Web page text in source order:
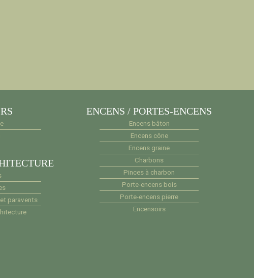
paravents
ENCENS / PORTES-ENCENS
Encens bâton
Encens cône
Encens graine
Charbons
Pinces à charbon
Porte-encens bois
Porte-encens pierre
Encensoirs